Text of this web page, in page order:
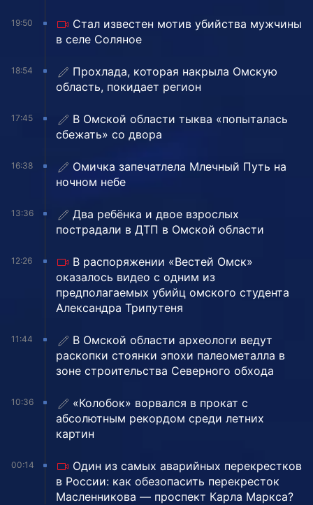
19:50
Стал известен мотив убийства мужчины
в селе Соляное
18:54
Прохлада, которая накрыла Омскую
область, покидает регион
17:45
В Омской области тыква «попыталась
сбежать» со двора
16:38
Омичка запечатлела Млечный Путь на
ночном небе
13:36
Два ребёнка и двое взрослых
пострадали в ДТП в Омской области
12:26
В распоряжении «Вестей Омск»
оказалось видео с одним из
предполагаемых убийц омского студента
Александра Трипутеня
11:44
В Омской области археологи ведут
раскопки стоянки эпохи палеометалла в
зоне строительства Северного обхода
10:36
«Колобок» ворвался в прокат с
абсолютным рекордом среди летних
картин
00:14
Один из самых аварийных перекрестков
в России: как обезопасить перекресток
Масленникова — проспект Карла Маркса?